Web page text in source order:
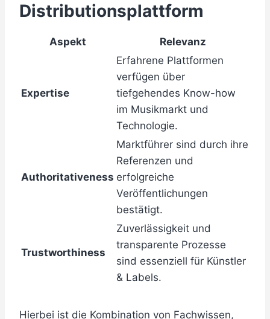
Distributionsplattform
Aspekt Relevanz
Expertise
Erfahrene Plattformen
verfügen über
tiefgehendes Know-how
im Musikmarkt und
Technologie.
Authoritativeness
Marktführer sind durch ihre
Referenzen und
erfolgreiche
Veröffentlichungen
bestätigt.
Trustworthiness
Zuverlässigkeit und
transparente Prozesse
sind essenziell für Künstler
& Labels.
Hierbei ist die Kombination von Fachwissen,